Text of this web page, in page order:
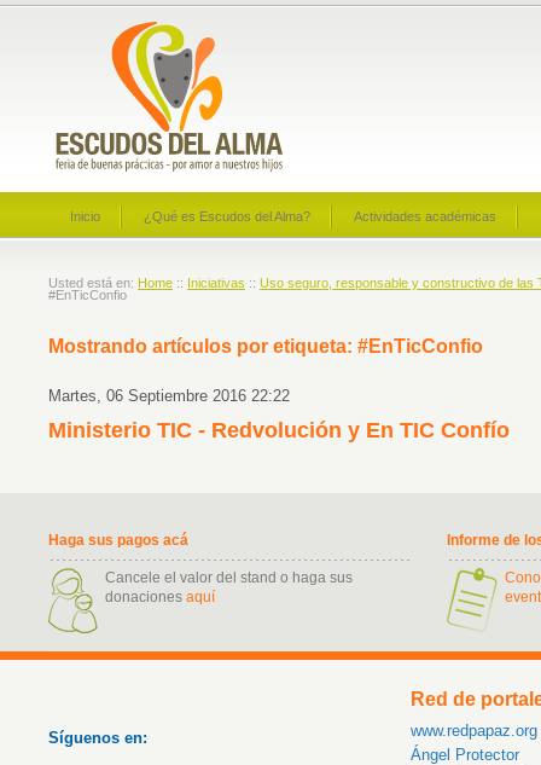
Inicio ¿Qué es Escudos del Alma? Actividades académicas
Usted está en: Home :: Iniciativas :: Uso seguro, responsable y constructivo de las
#EnTicConfio
Mostrando artículos por etiqueta: #EnTicConfio
Martes, 06 Septiembre 2016 22:22
Ministerio TIC - Redvolución y En TIC Confío
Haga sus pagos acá
Cancele el valor del stand o haga sus
donaciones aquí
Informe de
Síguenos en:
Red de
www.redpapaz.org
Ángel Protector